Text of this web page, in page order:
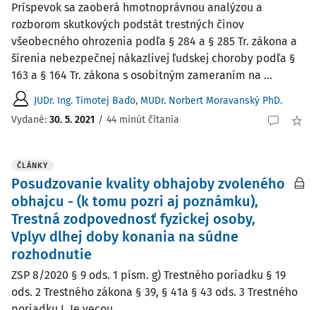
Príspevok sa zaoberá hmotnoprávnou analýzou a
rozborom skutkových podstát trestných činov
všeobecného ohrozenia podľa § 284 a § 285 Tr. zákona a
šírenia nebezpečnej nákazlivej ľudskej choroby podľa §
163 a § 164 Tr. zákona s osobitným zameraním na ...
JUDr. Ing. Timotej Baďo, MUDr. Norbert Moravanský PhD.
Vydané: 30. 5. 2021 / 44 minút čítania
ČLÁNKY
Posudzovanie kvality obhajoby zvoleného
obhajcu - (k tomu pozri aj poznámku),
Trestná zodpovednosť fyzickej osoby,
Vplyv dlhej doby konania na súdne
rozhodnutie
ZSP 8/2020 § 9 ods. 1 písm. g) Trestného poriadku § 19
ods. 2 Trestného zákona § 39, § 41a § 43 ods. 3 Trestného